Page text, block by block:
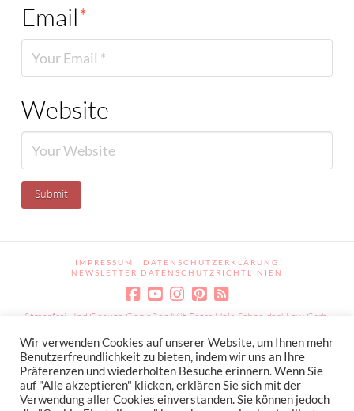
Email*
Website
IMPRESSUM
DATENSCHUTZERKLÄRUNG
NEWSLETTER DATENSCHUTZRICHTLINIEN
Stressfrei Und Gesund Genießen Mit Petra Hola-Schneider! Low Carb,
!
Wir verwenden Cookies auf unserer Website, um Ihnen mehr
Benutzerfreundlichkeit zu bieten, indem wir uns an Ihre
Präferenzen und wiederholten Besuche erinnern. Wenn Sie
auf "Alle akzeptieren" klicken, erklären Sie sich mit der
Verwendung aller Cookies einverstanden. Sie können jedoch